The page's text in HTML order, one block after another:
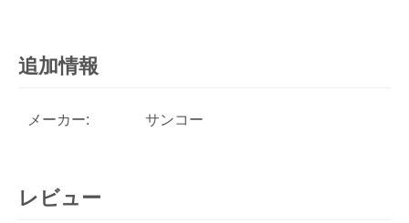
追加情報
メーカー: サンコー
レビュー